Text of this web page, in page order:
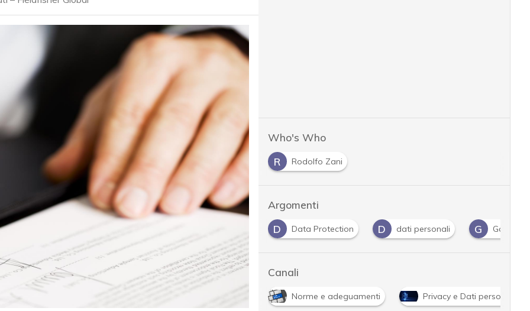
Who's Who
R
Rodolfo Zani
Argomenti
D Data Protection D dati personali G Garante
Canali
Norme e adeguamenti Privacy e Dati personali